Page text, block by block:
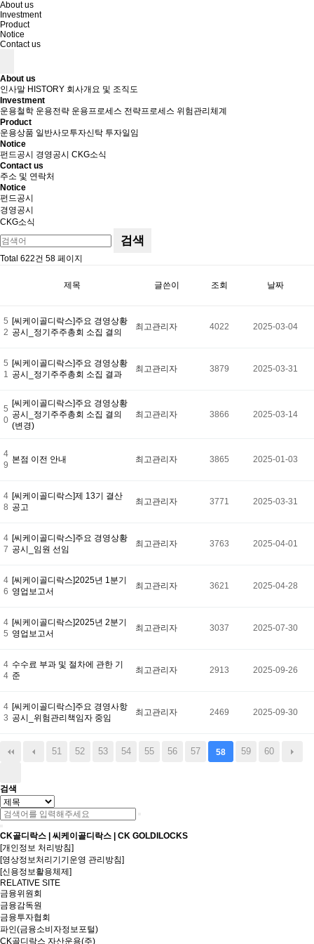
About us
Investment
Product
Notice
Contact us
About us
인사말 HISTORY 회사개요 및 조직도
Investment
운용철학 운용전략 운용프로세스 전략프로세스 위험관리체계
Product
운용상품 일반사모투자신탁 투자일임
Notice
펀드공시
경영공시 CKG소식
Contact us
주소 및 연락처
Notice
펀드공시
경영공시
CKG소식
검색
Total 622건 58 페이지
제목 글쓴이 조회 날짜
5
2
[씨케이골디락스]주요 경영상황
공시_정기주주총회 소집 결의
최고관리자 4022 2025-03-04
5
1
[씨케이골디락스]주요 경영상황
공시_정기주주총회 소집 결과
최고관리자 3879 2025-03-31
5
0
[씨케이골디락스]주요 경영상황
공시_정기주주총회 소집 결의
(변경)
최고관리자 3866 2025-03-14
4
9
본점 이전 안내 최고관리자 3865 2025-01-03
4
8
[씨케이골디락스]제 13기 결산
공고
최고관리자 3771 2025-03-31
4
7
[씨케이골디락스]주요 경영상황
공시_임원 선임
최고관리자 3763 2025-04-01
4
6
[씨케이골디락스]2025년 1분기
영업보고서
최고관리자 3621 2025-04-28
4
5
[씨케이골디락스]2025년 2분기
영업보고서
최고관리자 3037 2025-07-30
4
4
수수료 부과 및 절차에 관한 기
준
최고관리자 2913 2025-09-26
4
3
[씨케이골디락스]주요 경영사항
공시_위험관리책임자 중임
최고관리자 2469 2025-09-30
51 52 53 54 55 56 57 58 59 60
검색
CK골디락스 | 씨케이골디락스 | CK GOLDILOCKS
[개인정보 처리방침]
[영상정보처리기기운영 관리방침]
[신용정보활용체제]
RELATIVE SITE
금융위원회
금융감독원
금융투자협회
파인(금융소비자정보포털)
CK골디락스 자산운용(주)